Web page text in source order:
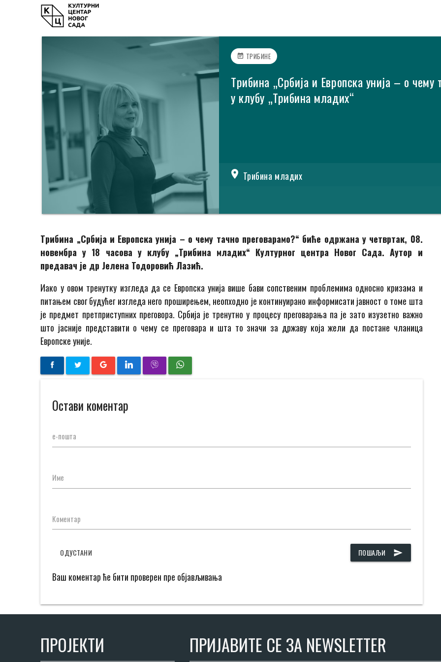
event_note ТРИБИНЕ
Tрибина „Србија и Европска унија – о
у клубу „Трибина младих“
location_on Трибина младих
Tрибина „Србија и Европска унија – о чему тачно преговарамо?“ биће одржана у четвртак, 08.
новембра у 18 часовa у клубу „Трибина младих“ Културног центра Новог Сада. Аутор и
предавач је др Јелена Тодоровић Лазић.
Иако у овом тренутку изгледа да се Европска унија више бави сопственим проблемима односно кризама и
питањем свог будућег изгледа него проширењем, неопходно је континуирано информисати јавност о томе шта
је предмет претприступних преговора. Србија је тренутно у процесу преговарања па је зато изузетно важно
што јасније представити о чему се преговара и шта то значи за државу која жели да постане чланица
Европске уније.
Остави коментар
е-пошта
Име
Коментар
ПОШАЉИ send
ОДУСТАНИ
Ваш коментар ће бити проверен пре објављивања
ПРОЈЕКТИ ПРИЈАВИТЕ СЕ ЗА NEWSLETTER